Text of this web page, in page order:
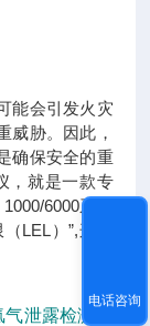
能会引发火灾
威胁。因此，
确保安全的重
，就是一款专
6000系列
LEL）”,这些
泄露检测仪
电话咨询